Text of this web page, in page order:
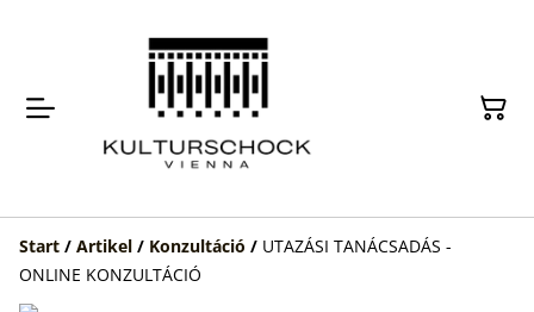
Start / Artikel / Konzultáció / UTAZÁSI TANÁCSADÁS -
ONLINE KONZULTÁCIÓ